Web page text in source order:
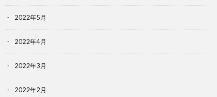
2022年5月
2022年4月
2022年3月
2022年2月